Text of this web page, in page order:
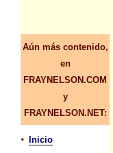
Aún más contenido,
en
FRAYNELSON.COM
y
FRAYNELSON.NET:
• Inicio